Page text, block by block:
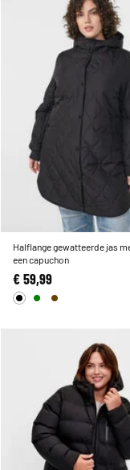
Halflange gewatteerde jas
een capuchon
€ 59,99